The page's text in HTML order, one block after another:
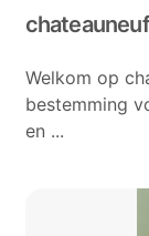
Welkom op
bestemming
en ...